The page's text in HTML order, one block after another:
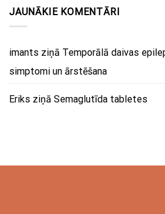
JAUNĀKIE KOMENTĀRI
imants ziņā Temporālā daivas
simptomi un ārstēšana
Eriks ziņā Semaglutīda tabletes